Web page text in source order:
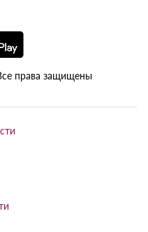
права защищены